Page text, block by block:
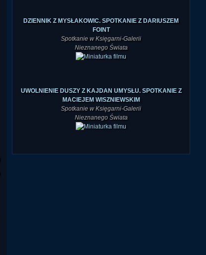
Spotkanie w Księgarni-Galerii
Nieznanego Świata
Spotkanie w Księgarni-Galerii
Nieznanego Świata